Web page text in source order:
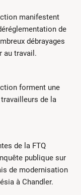
manifestent
de
débrayages
au travail.
forment une
de la
de la FTQ
publique sur
de modernisation
à Chandler.